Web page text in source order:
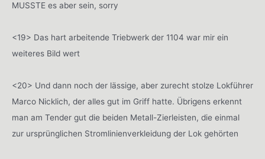
MUSSTE es aber sein, sorry
<19> Das hart arbeitende Triebwerk der 1104 war mir ein
weiteres Bild wert
<20> Und dann noch der lässige, aber zurecht stolze Lokführer
Marco Nicklich, der alles gut im Griff hatte. Übrigens erkennt
man am Tender gut die beiden Metall-Zierleisten, die einmal
zur ursprünglichen Stromlinienverkleidung der Lok gehörten